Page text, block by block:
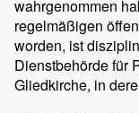
wahrgenommen
regelmäßigen
worden, ist
Dienstbehörde für
Gliedkirche, in